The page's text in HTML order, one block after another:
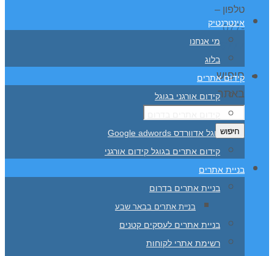
טלפון –
077-
7296777
חיפוש
באתר
חיפוש
אינטרנטיק
מי אנחנו
בלוג
קידום אתרים
קידום אורגני בגוגל
גוגל אדוורדס Google adwords
קידום אתרים בגוגל קידום אורגני
בניית אתרים
בניית אתרים בדרום
בניית אתרים בבאר שבע
בניית אתרים לעסקים קטנים
רשימת אתרי לקוחות